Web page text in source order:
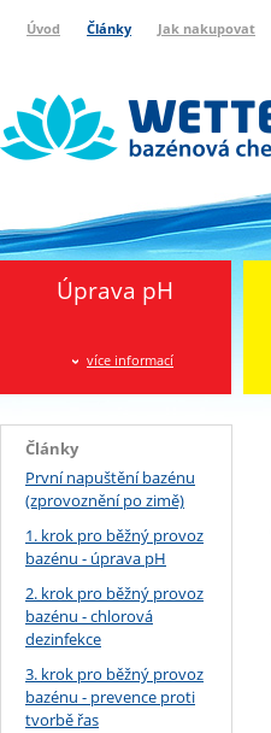
Úvod Články Jak nakupovat
Úprava pH
více informací
Články
První napuštění bazénu
(zprovoznění po zimě)
1. krok pro běžný provoz
bazénu - úprava pH
2. krok pro běžný provoz
bazénu - chlorová
dezinfekce
3. krok pro běžný provoz
bazénu - prevence proti
tvorbě řas